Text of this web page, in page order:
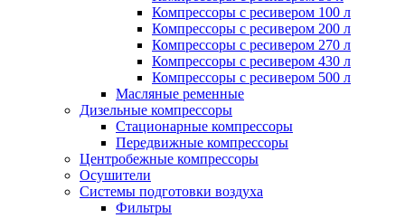
Компрессоры с ресивером 100 л
Компрессоры с ресивером 200 л
Компрессоры с ресивером 270 л
Компрессоры с ресивером 430 л
Компрессоры с ресивером 500 л
Масляные ременные
Дизельные компрессоры
Стационарные компрессоры
Передвижные компрессоры
Центробежные компрессоры
Осушители
Системы подготовки воздуха
Фильтры